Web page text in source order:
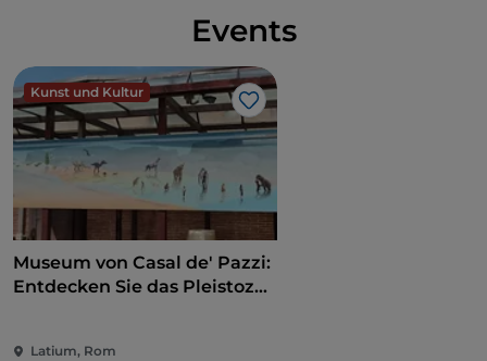
Events
Kunst und Kultur
Like
Museum von Casal de' Pazzi:
Entdecken Sie das Pleistozän
Latium, Rom